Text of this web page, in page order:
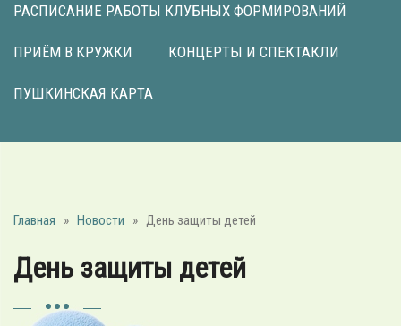
РАСПИСАНИЕ РАБОТЫ КЛУБНЫХ ФОРМИРОВАНИЙ
ПРИЁМ В КРУЖКИ КОНЦЕРТЫ И СПЕКТАКЛИ
ПУШКИНСКАЯ КАРТА
Главная » Новости » День защиты детей
День защиты детей